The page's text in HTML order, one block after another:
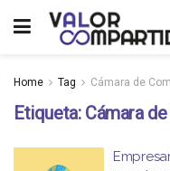
Home Tag Cámara de
Etiqueta: Cámara